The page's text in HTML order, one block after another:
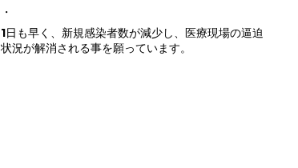
・
1日も早く、新規感染者数が減少し、医療現場の逼迫
状況が解消される事を願っています。